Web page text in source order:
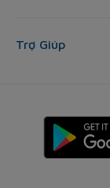
Trợ Giúp